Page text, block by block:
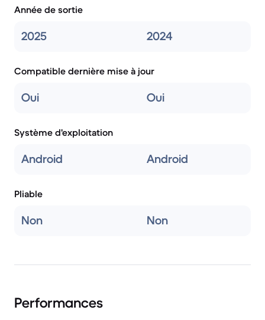
Année de sortie
2025 2024
Compatible dernière mise à jour
Oui Oui
Système d'exploitation
Android Android
Pliable
Non Non
Performances